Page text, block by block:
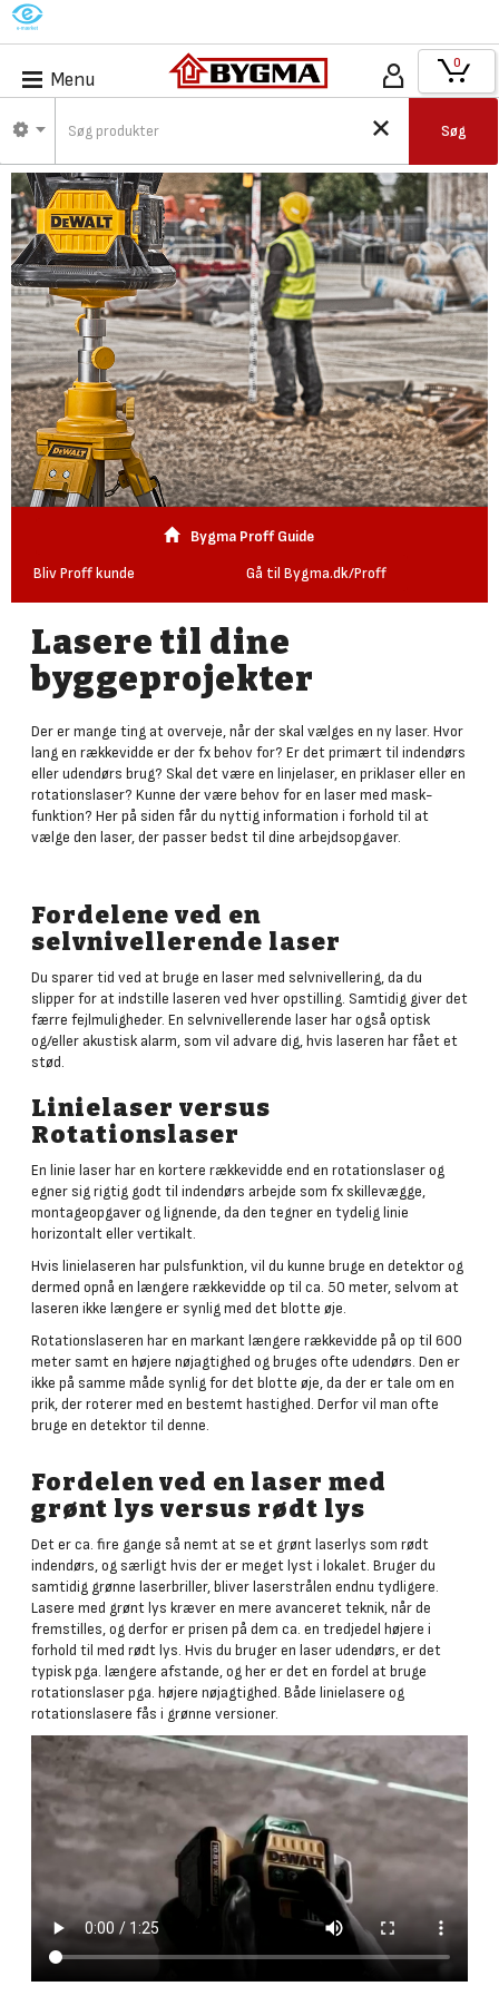
M
Menu
Søg
0
Bygma Proff Guide
Bliv Proff kunde
Gå til Bygma.dk/Proff
Lasere til dine
byggeprojekter
Der er mange ting at overveje, når der skal vælges en ny laser. Hvor
lang en rækkevidde er der fx behov for? Er det primært til indendørs
eller udendørs brug? Skal det være en linjelaser, en priklaser eller en
rotationslaser? Kunne der være behov for en laser med mask-
funktion? Her på siden får du nyttig information i forhold til at
vælge den laser, der passer bedst til dine arbejdsopgaver.
Fordelene ved en
selvnivellerende laser
Du sparer tid ved at bruge en laser med selvnivellering, da du
slipper for at indstille laseren ved hver opstilling. Samtidig giver det
færre fejlmuligheder. En selvnivellerende laser har også optisk
og/eller akustisk alarm, som vil advare dig, hvis laseren har fået et
stød.
Linielaser versus
Rotationslaser
En linie laser har en kortere rækkevidde end en rotationslaser og
egner sig rigtig godt til indendørs arbejde som fx skillevægge,
montageopgaver og lignende, da den tegner en tydelig linie
horizontalt eller vertikalt.
Hvis linielaseren har pulsfunktion, vil du kunne bruge en detektor og
dermed opnå en længere rækkevidde op til ca. 50 meter, selvom at
laseren ikke længere er synlig med det blotte øje.
Rotationslaseren har en markant længere rækkevidde på op til 600
meter samt en højere nøjagtighed og bruges ofte udendørs. Den er
ikke på samme måde synlig for det blotte øje, da der er tale om en
prik, der roterer med en bestemt hastighed. Derfor vil man ofte
bruge en detektor til denne.
Fordelen ved en laser med
grønt lys versus rødt lys
Det er ca. fire gange så nemt at se et grønt laserlys som rødt
indendørs, og særligt hvis der er meget lyst i lokalet. Bruger du
samtidig grønne laserbriller, bliver laserstrålen endnu tydligere.
Lasere med grønt lys kræver en mere avanceret teknik, når de
fremstilles, og derfor er prisen på dem ca. en tredjedel højere i
forhold til med rødt lys. Hvis du bruger en laser udendørs, er det
typisk pga. længere afstande, og her er det en fordel at bruge
rotationslaser pga. højere nøjagtighed. Både linielasere og
rotationslasere fås i grønne versioner.